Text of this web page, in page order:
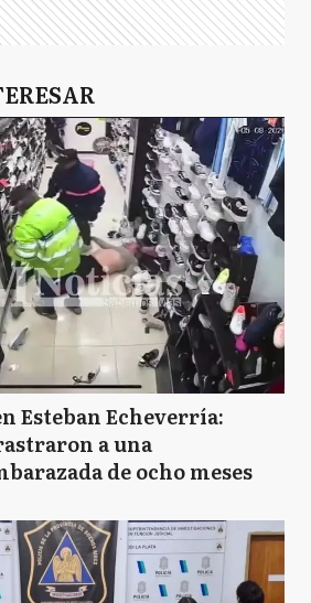
Esteban Echeverría:
a una
de ocho meses